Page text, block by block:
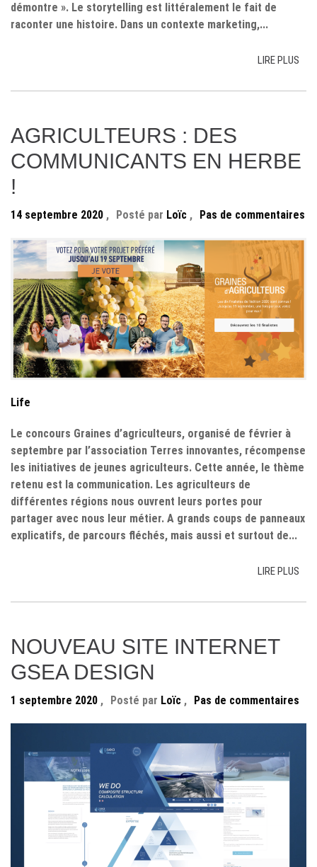
démontre ». Le storytelling est littéralement le fait de
raconter une histoire. Dans un contexte marketing,...
LIRE PLUS
AGRICULTEURS : DES
COMMUNICANTS EN HERBE
!
14 septembre 2020 , Posté par Loïc , Pas de commentaires
Life
Le concours Graines d’agriculteurs, organisé de février à
septembre par l’association Terres innovantes, récompense
les initiatives de jeunes agriculteurs. Cette année, le thème
retenu est la communication. Les agriculteurs de
différentes régions nous ouvrent leurs portes pour
partager avec nous leur métier. A grands coups de panneaux
explicatifs, de parcours fléchés, mais aussi et surtout de...
LIRE PLUS
NOUVEAU SITE INTERNET
GSEA DESIGN
1 septembre 2020 , Posté par Loïc , Pas de commentaires